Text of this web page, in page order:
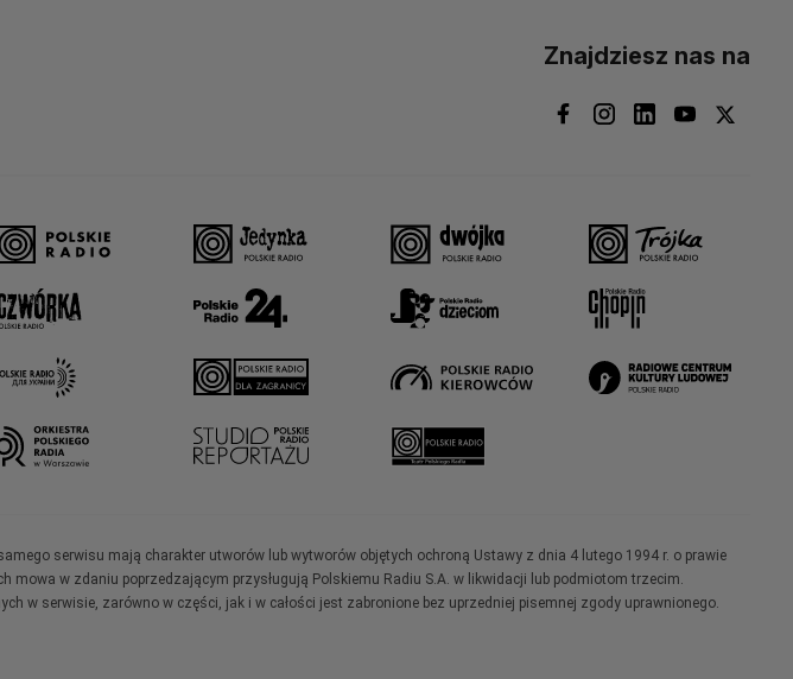
Znajdziesz nas na
serwisu mają charakter utworów lub wytworów objętych ochroną Ustawy z dnia 4 lutego 1994 r. o prawie
mowa w zdaniu poprzedzającym przysługują Polskiemu Radiu S.A. w likwidacji lub podmiotom trzecim.
w serwisie, zarówno w części, jak i w całości jest zabronione bez uprzedniej pisemnej zgody uprawnionego.